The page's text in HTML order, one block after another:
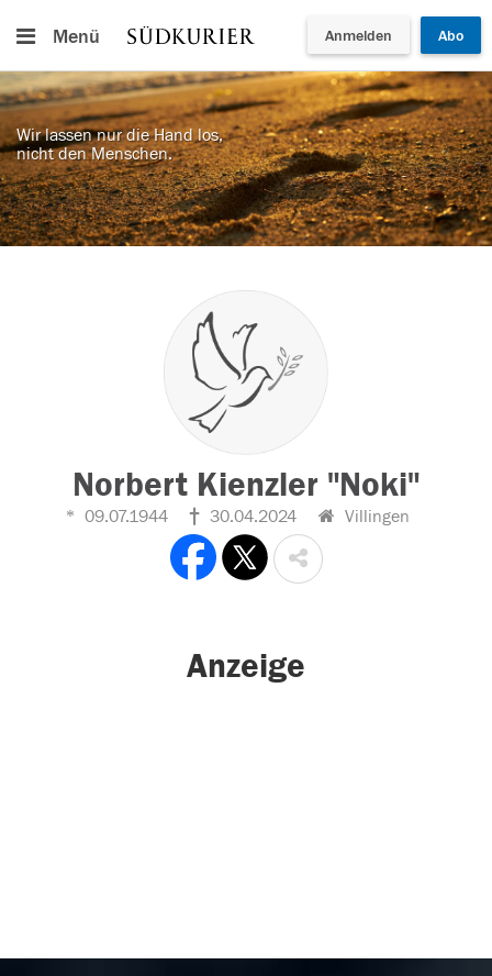
Menü Anmelden Abo
Wir lassen nur die Hand los,
nicht den Menschen.
Norbert Kienzler "Noki"
09.07.1944 30.04.2024 Villingen
Anzeige